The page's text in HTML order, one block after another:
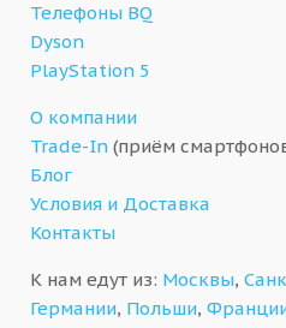
Телефоны BQ
Dyson
PlayStation 5
О компании
Trade-In (приём
Блог
Условия и Доставка
Контакты
К нам едут из: Москвы,
Германии, Польши,